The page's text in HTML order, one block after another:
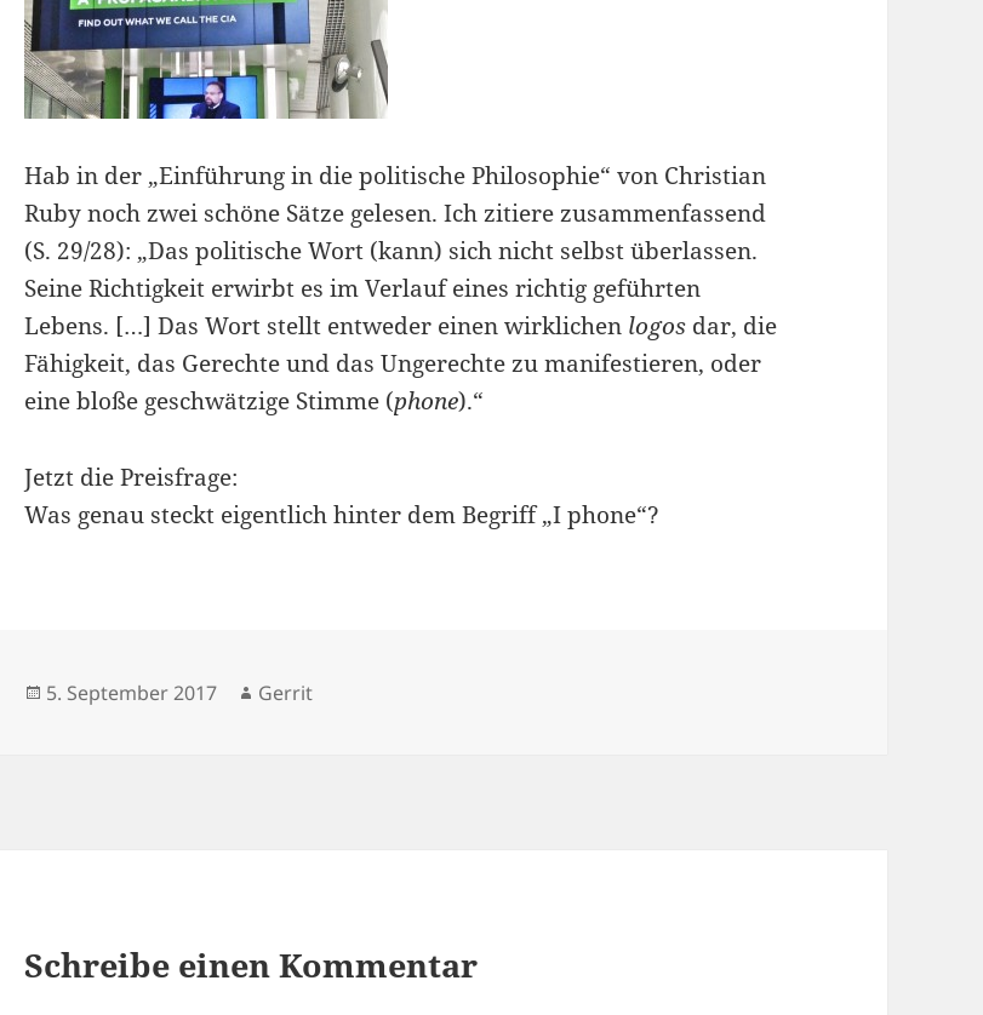
Hab in der „Einführung in die politische Philosophie“ von Christian
Ruby noch zwei schöne Sätze gelesen. Ich zitiere zusammenfassend
(S. 29/28): „Das politische Wort (kann) sich nicht selbst überlassen.
Seine Richtigkeit erwirbt es im Verlauf eines richtig geführten
Lebens. […] Das Wort stellt entweder einen wirklichen logos dar, die
Fähigkeit, das Gerechte und das Ungerechte zu manifestieren, oder
eine bloße geschwätzige Stimme (phone).“
Jetzt die Preisfrage:
Was genau steckt eigentlich hinter dem Begriff „I phone“?
Veröffentlicht
5. September 2017 Autor
Gerrit
Schreibe einen Kommentar